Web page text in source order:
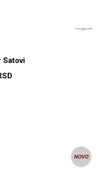
Satovi